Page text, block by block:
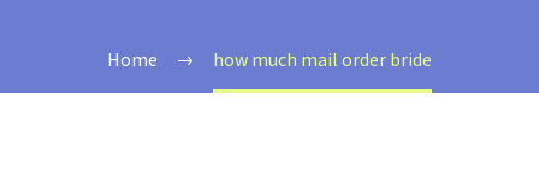
Home how much mail order bride